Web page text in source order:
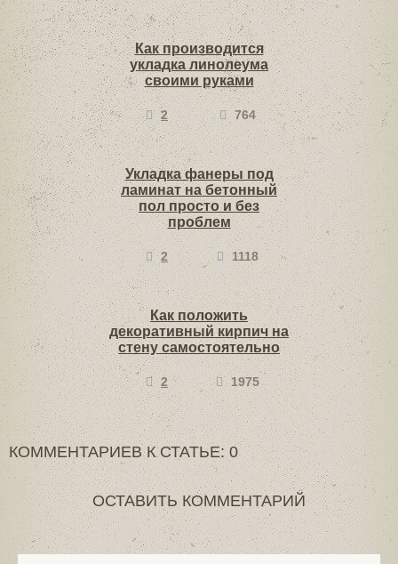
Как производится
укладка линолеума
своими руками
2 764
Укладка фанеры под
ламинат на бетонный
пол просто и без
проблем
2 1118
Как положить
декоративный кирпич на
стену самостоятельно
2 1975
КОММЕНТАРИЕВ К СТАТЬЕ: 0
ОСТАВИТЬ КОММЕНТАРИЙ